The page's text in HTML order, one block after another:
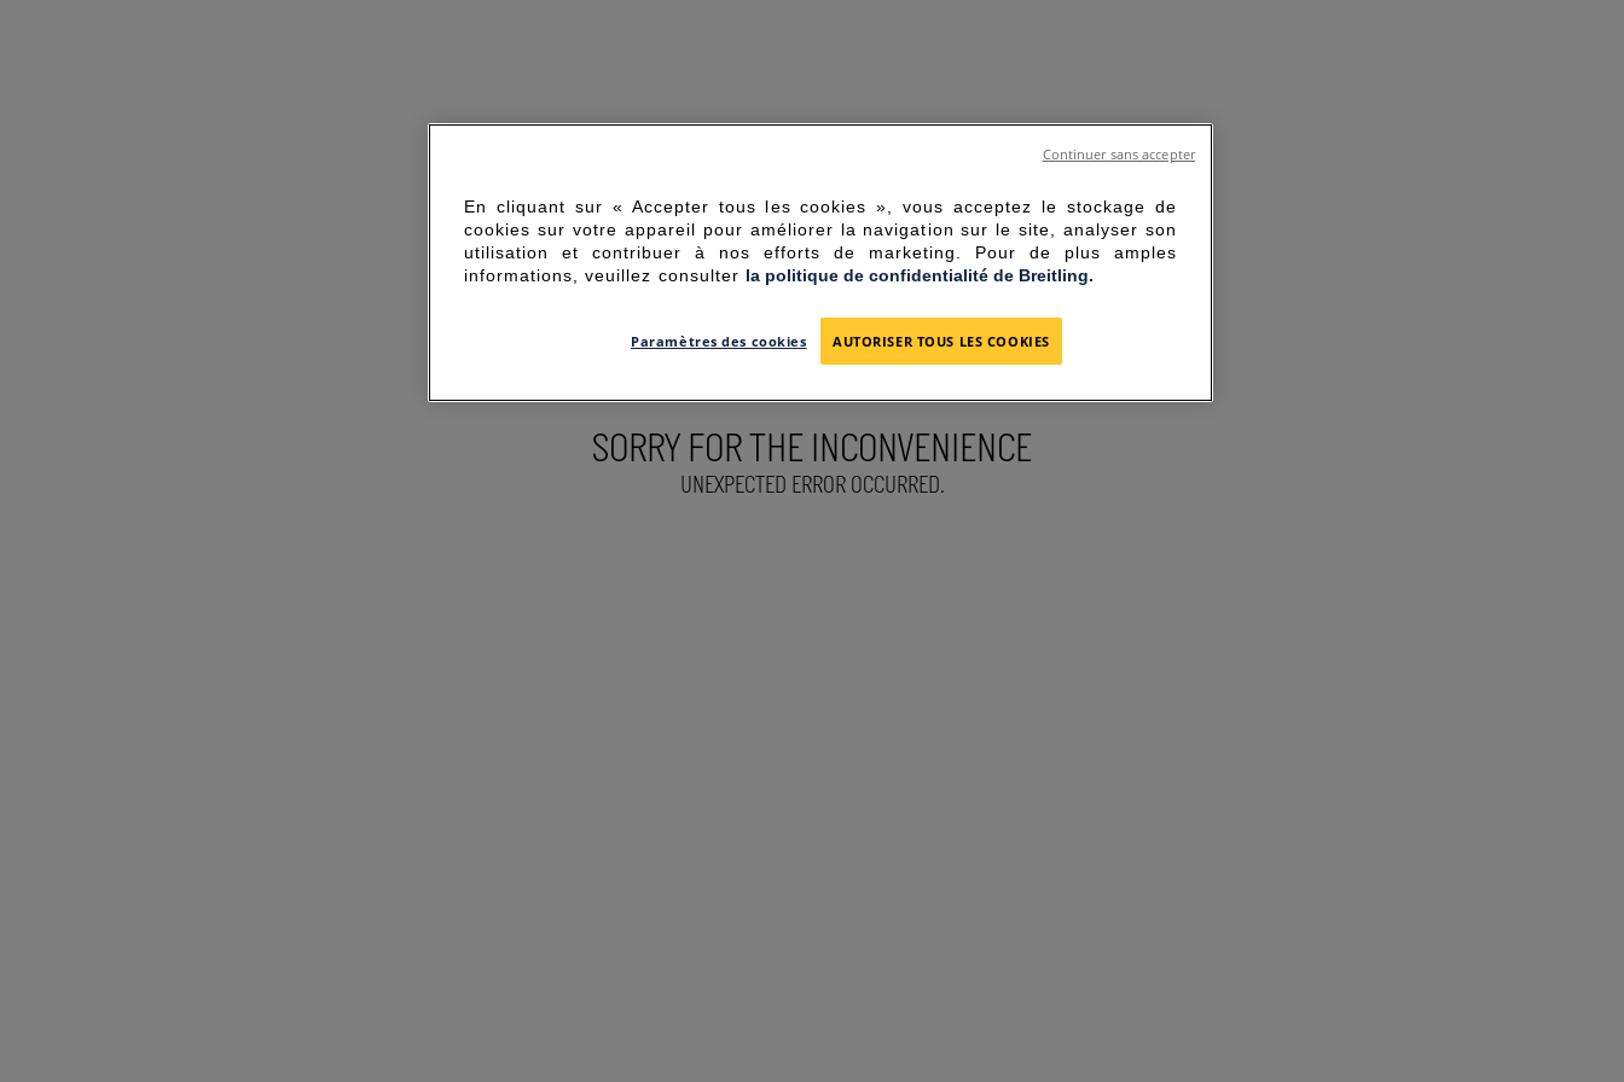
SORRY FOR THE INCONVENIENCE
UNEXPECTED ERROR OCCURRED.
En cliquant sur « Accepter tous les cookies », vous acceptez le stockage de
cookies sur votre appareil pour améliorer la navigation sur le site, analyser son
utilisation et contribuer à nos efforts de marketing. Pour de plus amples
informations, veuillez consulter la politique de confidentialité de Breitling.
Paramètres des cookies AUTORISER TOUS LES COOKIES
Continuer sans accepter